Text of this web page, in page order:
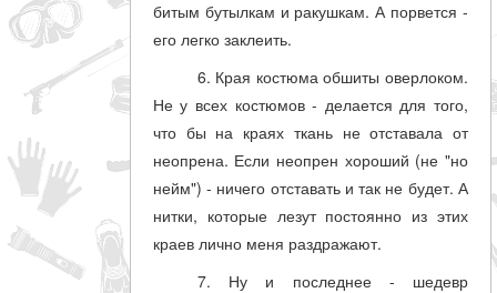
битым бутылкам и ракушкам. А порвется -
его легко заклеить.
6. Края костюма обшиты оверлоком.
Не у всех костюмов - делается для того,
что бы на краях ткань не отставала от
неопрена. Если неопрен хороший (не "но
нейм") - ничего отставать и так не будет. А
нитки, которые лезут постоянно из этих
краев лично меня раздражают.
7. Ну и последнее - шедевр